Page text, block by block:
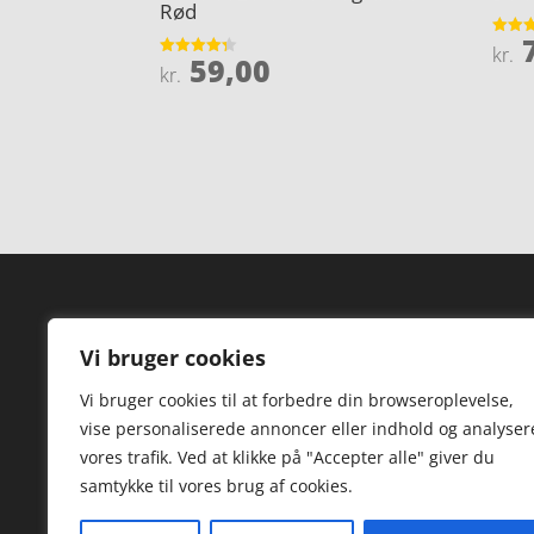
Vi bruger cookies
Vi bruger cookies til at forbedre din browseroplevelse,
vise personaliserede annoncer eller indhold og
vores trafik. Ved at klikke på "Accepter alle" giver du
samtykke til vores brug af cookies.
Rød
Vurderet
4.3
kr. 59,00
4.5
kr.
Forside